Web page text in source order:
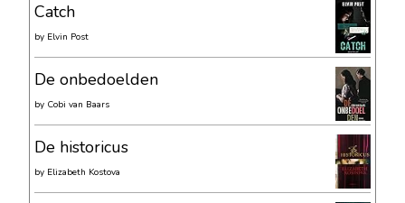
Catch
by Elvin Post
De onbedoelden
by Cobi van Baars
De historicus
by Elizabeth Kostova